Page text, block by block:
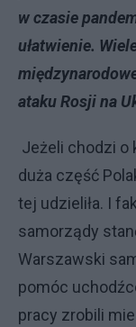
w czasie
ułatwienie.
ataku Rosji na
Jeżeli chodzi o
duża część
tej udzieliła. I
samorządy
Warszawski
pomóc
pracy zrobili